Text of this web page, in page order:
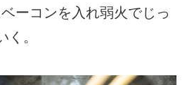
ーコンを入れ弱火でじっ
く。